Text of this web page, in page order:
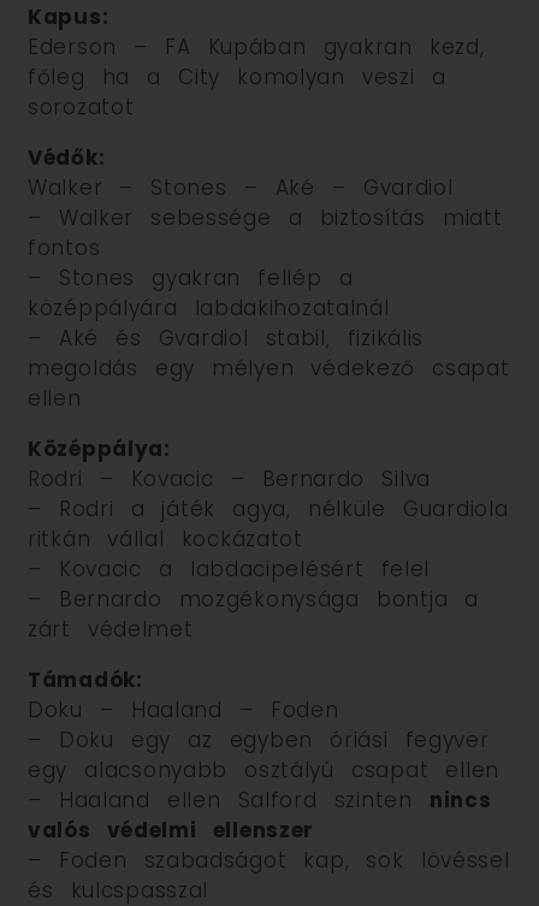
Kapus:
Ederson – FA Kupában gyakran kezd,
főleg ha a City komolyan veszi a
sorozatot
Védők:
Walker – Stones – Aké – Gvardiol
– Walker sebessége a biztosítás miatt
fontos
– Stones gyakran fellép a
középpályára labdakihozatalnál
– Aké és Gvardiol stabil, fizikális
megoldás egy mélyen védekező csapat
ellen
Középpálya:
Rodri – Kovacic – Bernardo Silva
– Rodri a játék agya, nélküle Guardiola
ritkán vállal kockázatot
– Kovacic a labdacipelésért felel
– Bernardo mozgékonysága bontja a
zárt védelmet
Támadók:
Doku – Haaland – Foden
– Doku egy az egyben óriási fegyver
egy alacsonyabb osztályú csapat ellen
– Haaland ellen Salford szinten nincs
valós védelmi ellenszer
– Foden szabadságot kap, sok lövéssel
és kulcspasszal